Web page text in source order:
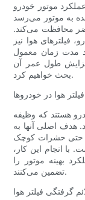
موتور خودرو
به موتور می‌رسد
مضر محافظت می‌کند.
فیلترهای هوا نیز
مدت زمان معمول
طول عمر آن
بحث خواهیم کرد.
هستند که وظیفه
هدف اصلی آنها به
و حتی حشرات کوچک
با انجام این کار،
بهینه موتور را
تضمین می‌کنند.